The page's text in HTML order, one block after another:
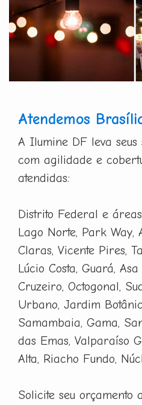
Atendemos
A Ilumine DF leva seus
com agilidade e
atendidas:
Distrito Federal e
Lago Norte, Park Way,
Claras, Vicente Pires,
Lúcio Costa, Guará,
Cruzeiro, Octogonal,
Urbano, Jardim
Samambaia, Gama,
das Emas, Valparaíso
Alta, Riacho Fundo,
Solicite seu orçamento